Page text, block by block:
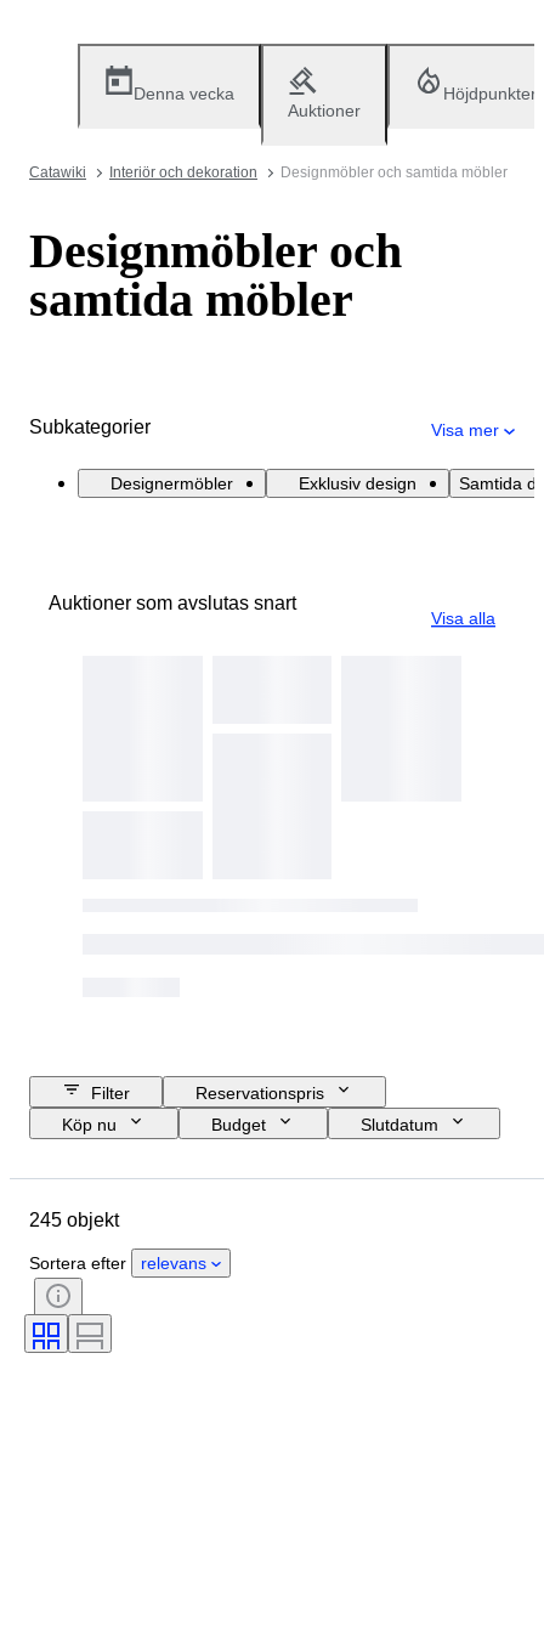
Denna vecka
Auktioner
Höjdpunkter
Catawiki Interiör och dekoration Designmöbler och samtida möbler
Designmöbler och
samtida möbler
Subkategorier Visa mer
Designermöbler Exklusiv design Samtida
Auktioner som avslutas snart
Visa alla
Filter
Reservationspris
Köp nu
Budget
Slutdatum
Ursprungsland
Extra tillbehör
Ämne
Stil
Bindning
Färg
245 objekt
Sortera efter relevans